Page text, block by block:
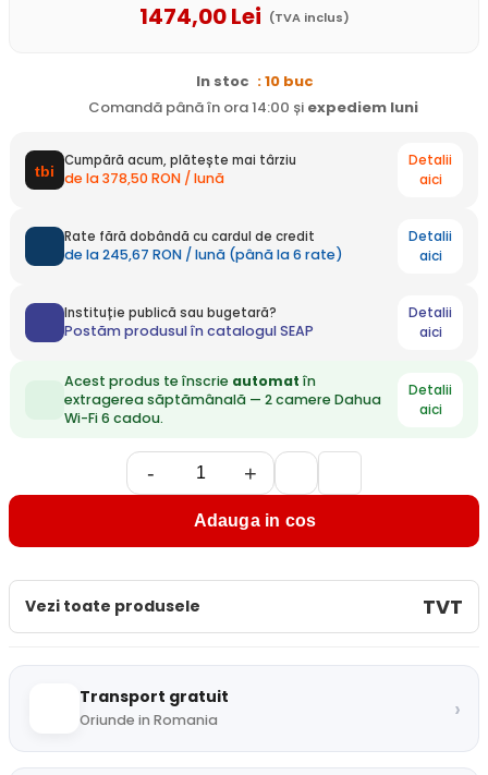
1474,00Lei (TVA inclus)
In stoc : 10 buc
Comandă până în ora 14:00 și expediem luni
Cumpără acum, plătește mai târziu
de la 378,50 RON / lună
Detalii
aici
Rate fără dobândă cu cardul de credit
de la 245,67 RON / lună (până la 6 rate)
Detalii
aici
Instituție publică sau bugetară?
Postăm produsul în catalogul SEAP
Detalii
aici
Acest produs te înscrie automat în
extragerea săptămânală — 2 camere Dahua
Wi-Fi 6 cadou.
Detalii
aici
- +
Adauga in cos
TVT
Vezi toate produsele
Transport gratuit
Oriunde in Romania ›